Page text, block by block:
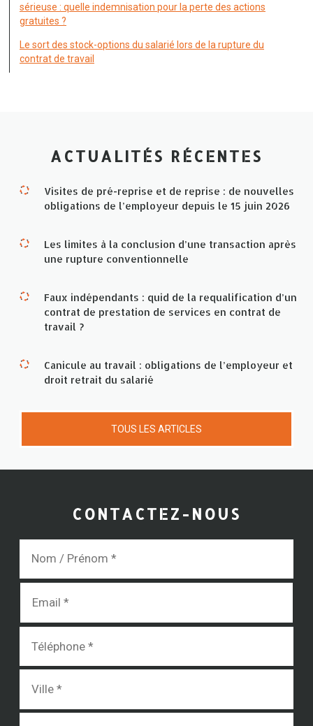
sérieuse : quelle indemnisation pour la perte des actions
gratuites ?
Le sort des stock-options du salarié lors de la rupture du
contrat de travail
ACTUALITÉS RÉCENTES
Visites de pré-reprise et de reprise : de nouvelles
obligations de l’employeur depuis le 15 juin 2026
Les limites à la conclusion d’une transaction après
une rupture conventionnelle
Faux indépendants : quid de la requalification d’un
contrat de prestation de services en contrat de
travail ?
Canicule au travail : obligations de l’employeur et
droit retrait du salarié
TOUS LES ARTICLES
CONTACTEZ-NOUS